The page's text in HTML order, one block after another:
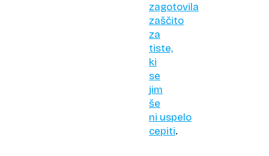
zagotovila
zaščito
za
tiste,
ki
se
jim
še
ni uspelo
cepiti.